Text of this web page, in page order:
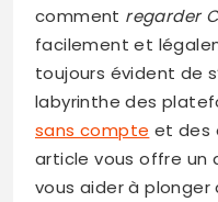
comment regarder
facilement et
toujours évident de
labyrinthe des
sans compte et des
article vous offre un
vous aider à plonger